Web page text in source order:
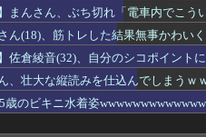
作者さん、泣いてしまう
「ばか。役立たず。給料泥棒」って
の旅行でダブルベッドを予約してし
演予定だった映画『踊る大捜査線
れた女！帰る場所はタワマンｗ」
とう入浴を余儀なくされるｗｗｗｗ
】まんさん、ぶち切れ「電車内でこう
ん(18)、筋トレした結果無事かわい
】佐倉綾音(32)、自分のシコポイント
、壮大な縦読みを仕込んでしまうｗ
歳のビキニ水着姿